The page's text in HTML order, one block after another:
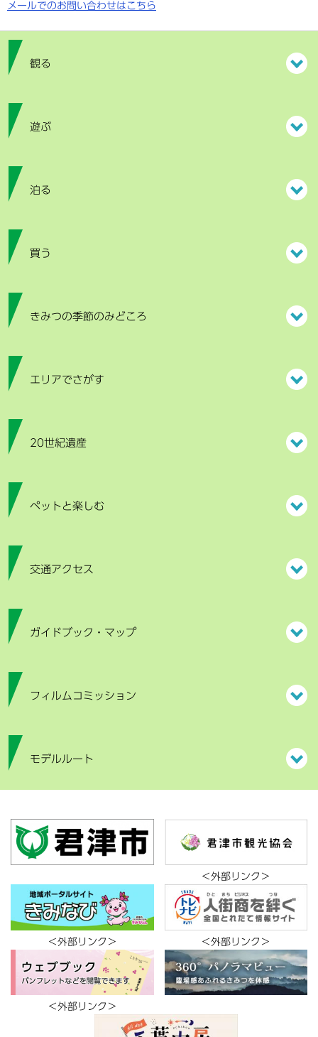
観る
遊ぶ
泊る
買う
きみつの季節のみどころ
エリアでさがす
20世紀遺産
ペットと楽しむ
交通アクセス
ガイドブック・マップ
フィルムコミッション
モデルルート
＜外部リンク＞
＜外部リンク＞ ＜外部リンク＞
＜外部リンク＞
メールでのお問い合わせはこちら